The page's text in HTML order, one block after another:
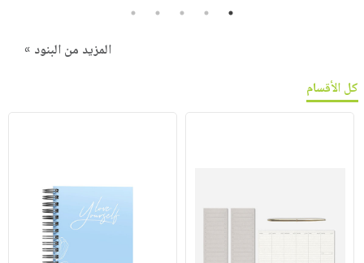
1
2
3
4
5
المزيد من البنود »
كل الأقسام